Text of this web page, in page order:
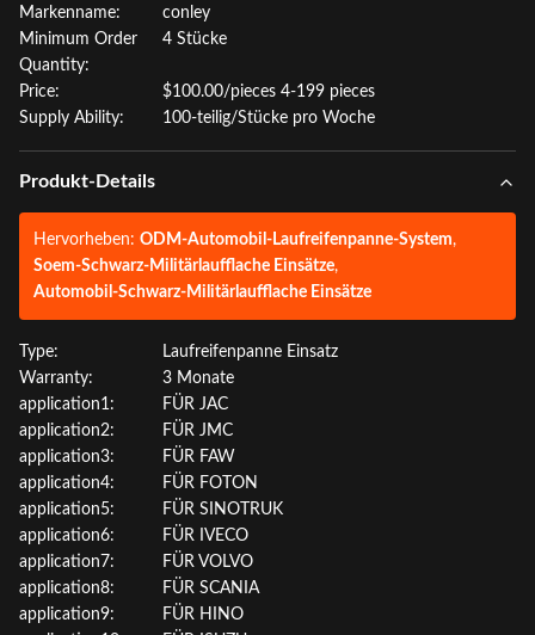
Markenname:
conley
Minimum Order
Quantity:
4 Stücke
Price:
$100.00/pieces 4-199 pieces
Supply Ability:
100-teilig/Stücke pro Woche
Produkt-Details
Hervorheben: ODM-Automobil-Laufreifenpanne-System,
Soem-Schwarz-Militärlaufflache Einsätze,
Automobil-Schwarz-Militärlaufflache Einsätze
Type:
Laufreifenpanne Einsatz
Warranty:
3 Monate
application1:
FÜR JAC
application2:
FÜR JMC
application3:
FÜR FAW
application4:
FÜR FOTON
application5:
FÜR SINOTRUK
application6:
FÜR IVECO
application7:
FÜR VOLVO
application8:
FÜR SCANIA
application9:
FÜR HINO